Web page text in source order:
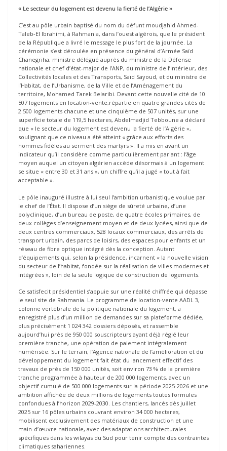
« Le secteur du logement est devenu la fierté de l’Algérie »
C’est au pôle urbain baptisé du nom du défunt moudjahid Ahmed-
Taleb-El Ibrahimi, à Rahmania, dans l’ouest algérois, que le président
de la République a livré le message le plus fort de la journée. La
cérémonie s’est déroulée en présence du général d’Armée Saïd
Chanegriha, ministre délégué auprès du ministre de la Défense
nationale et chef d’état-major de l’ANP, du ministre de l’Intérieur, des
Collectivités locales et des Transports, Saïd Sayoud, et du ministre de
l’Habitat, de l’Urbanisme, de la Ville et de l’Aménagement du
territoire, Mohamed Tarek Belaribi. Devant cette nouvelle cité de 10
507 logements en location-vente,répartie en quatre grandes cités de
2 500 logements chacune et une cinquième de 507 unités, sur une
superficie totale de 119,5 hectares, Abdelmadjid Tebboune a déclaré
que « le secteur du logement est devenu la fierté de l’Algérie »,
soulignant que ce niveau a été atteint « grâce aux efforts des
hommes fidèles au serment des martyrs ». Il a mis en avant un
indicateur qu’il considère comme particulièrement parlant : l’âge
moyen auquel un citoyen algérien accède désormais à un logement
se situe « entre 30 et 31 ans », un chiffre qu’il a jugé « tout à fait
acceptable ».
Le pôle inauguré illustre à lui seul l’ambition urbanistique voulue par
le chef de l’État. Il dispose d’un siège de sûreté urbaine, d’une
polyclinique, d’un bureau de poste, de quatre écoles primaires, de
deux collèges d’enseignement moyen et de deux lycées, ainsi que de
deux centres commerciaux, 528 locaux commerciaux, des arrêts de
transport urbain, des parcs de loisirs, des espaces pour enfants et un
réseau de fibre optique intégré dès la conception. Autant
d’équipements qui, selon la présidence, incarnent « la nouvelle vision
du secteur de l’habitat, fondée sur la réalisation de villes modernes et
intégrées », loin de la seule logique de construction de logements.
Ce satisfecit présidentiel s’appuie sur une réalité chiffrée qui dépasse
le seul site de Rahmania. Le programme de location-vente AADL 3,
colonne vertébrale de la politique nationale du logement, a
enregistré plus d’un million de demandes sur sa plateforme dédiée,
plus précisément 1 024 342 dossiers déposés, et rassemble
aujourd’hui près de 950 000 souscripteurs ayant déjà réglé leur
première tranche, une opération de paiement intégralement
numérisée. Sur le terrain, l’Agence nationale de l’amélioration et du
développement du logement fait état du lancement effectif des
travaux de près de 150 000 unités, soit environ 73 % de la première
tranche programmée à hauteur de 200 000 logements, avec un
objectif cumulé de 500 000 logements sur la période 2025-2026 et une
ambition affichée de deux millions de logements toutes formules
confondues à l’horizon 2029-2030. Les chantiers, lancés dès juillet
2025 sur 16 pôles urbains couvrant environ 34 000 hectares,
mobilisent exclusivement des matériaux de construction et une
main-d’œuvre nationale, avec des adaptations architecturales
spécifiques dans les wilayas du Sud pour tenir compte des contraintes
climatiques sahariennes.